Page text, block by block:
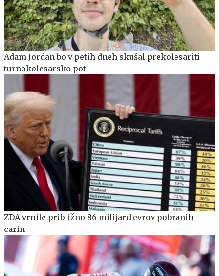
Adam Jordan bo v petih dneh skušal prekolesariti
turnokolesarsko pot
ZDA vrnile približno 86 milijard evrov pobranih
carin